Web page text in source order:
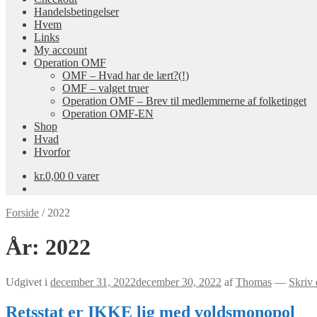
Handelsbetingelser
Hvem
Links
My account
Operation OMF
OMF – Hvad har de lært?(!)
OMF – valget truer
Operation OMF – Brev til medlemmerne af folketinget
Operation OMF-EN
Shop
Hvad
Hvorfor
kr.0,00 0 varer
Forside / 2022
År: 2022
Udgivet i december 31, 2022december 30, 2022 afThomas — Skriv
Retsstat er IKKE lig med voldsmonopol